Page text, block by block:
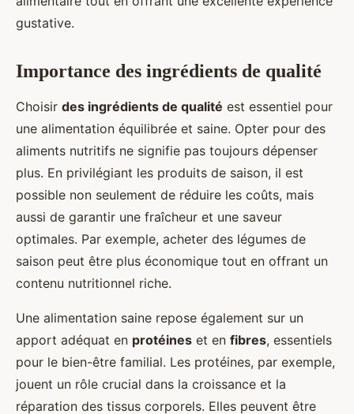
gustative.
Importance des ingrédients de qualité
Choisir des ingrédients de qualité est essentiel pour
une alimentation équilibrée et saine. Opter pour des
aliments nutritifs ne signifie pas toujours dépenser
plus. En privilégiant les produits de saison, il est
possible non seulement de réduire les coûts, mais
aussi de garantir une fraîcheur et une saveur
optimales. Par exemple, acheter des légumes de
saison peut être plus économique tout en offrant un
contenu nutritionnel riche.
Une alimentation saine repose également sur un
apport adéquat en protéines et en fibres, essentiels
pour le bien-être familial. Les protéines, par exemple,
jouent un rôle crucial dans la croissance et la
réparation des tissus corporels. Elles peuvent être